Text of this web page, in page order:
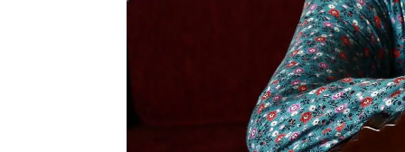
estrena hoy,
abrirá la franja de la
a partir de las 15:00
historia de una niña de
con grandes planes
a casarse con un